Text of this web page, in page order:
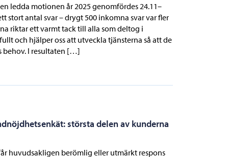
ledda motionen år 2025 genomfördes 24.11–
stort antal svar – drygt 500 inkomna svar var fler
riktar ett varmt tack till alla som deltog i
och hjälper oss att utveckla tjänsterna så att de
behov. I resultaten […]
största delen av kunderna
huvudsakligen berömlig eller utmärkt respons